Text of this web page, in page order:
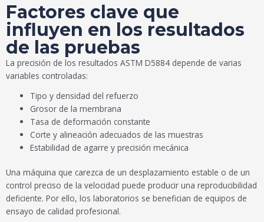
Factores clave que
influyen en los resultados
de las pruebas
La precisión de los resultados ASTM D5884 depende de varias
variables controladas:
Tipo y densidad del refuerzo
Grosor de la membrana
Tasa de deformación constante
Corte y alineación adecuados de las muestras
Estabilidad de agarre y precisión mecánica
Una máquina que carezca de un desplazamiento estable o de un
control preciso de la velocidad puede producir una reproducibilidad
deficiente. Por ello, los laboratorios se benefician de equipos de
ensayo de calidad profesional.